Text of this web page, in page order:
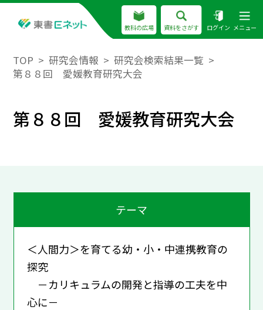
教科の広場 資料をさがす ログイン メニュー
TOP 研究会情報
研究会検索結果一覧
第８８回 愛媛教育研究大会
第８８回 愛媛教育研究大会
テーマ
＜人間力＞を育てる幼・小・中連携教育の
探究
－カリキュラムの開発と指導の工夫を中
心に－